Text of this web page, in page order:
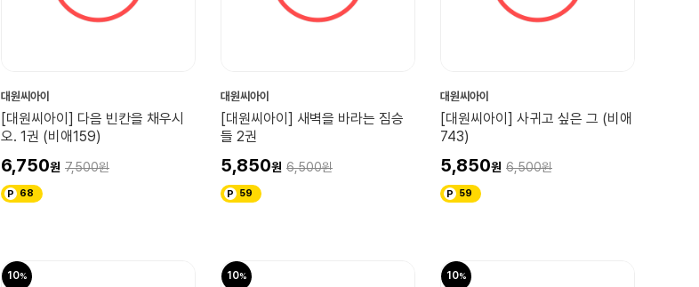
대원씨아이
[대원씨아이] 다음 빈칸을 채우시
오. 1권 (비애159)
6,750 7,500
68
대원씨아이
[대원씨아이] 새벽을 바라는 짐승
들 2권
5,850 6,500
59
대원씨아이
[대원씨아이] 사귀고 싶은 그 (비애
743)
5,850 6,500
59
10 10 10